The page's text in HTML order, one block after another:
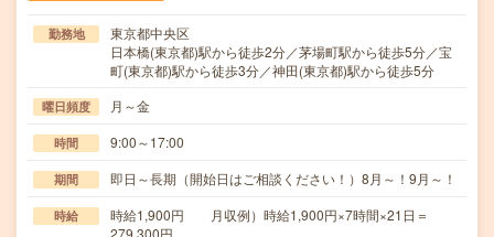
勤務地
東京都中央区
日本橋(東京都)駅から徒歩2分／茅場町駅から徒歩5分／宝
町(東京都)駅から徒歩3分／神田(東京都)駅から徒歩5分
曜日頻度 月～金
時間 9:00～17:00
期間 即日～長期（開始日はご相談ください！）8月～！9月～！
時給
時給1,900円 月収例）時給1,900円×7時間×21日＝
279,300円